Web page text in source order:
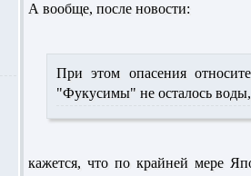
А вообще, после новости:
При этом опасения
"Фукусимы" не осталось
кажется, что по крайней мере